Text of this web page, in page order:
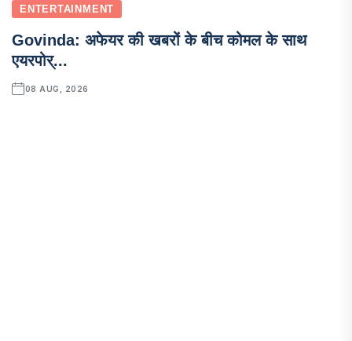
ENTERTAINMENT
Govinda: अफेयर की खबरों के बीच कोमल के साथ
एयरपोर्...
08 AUG, 2026